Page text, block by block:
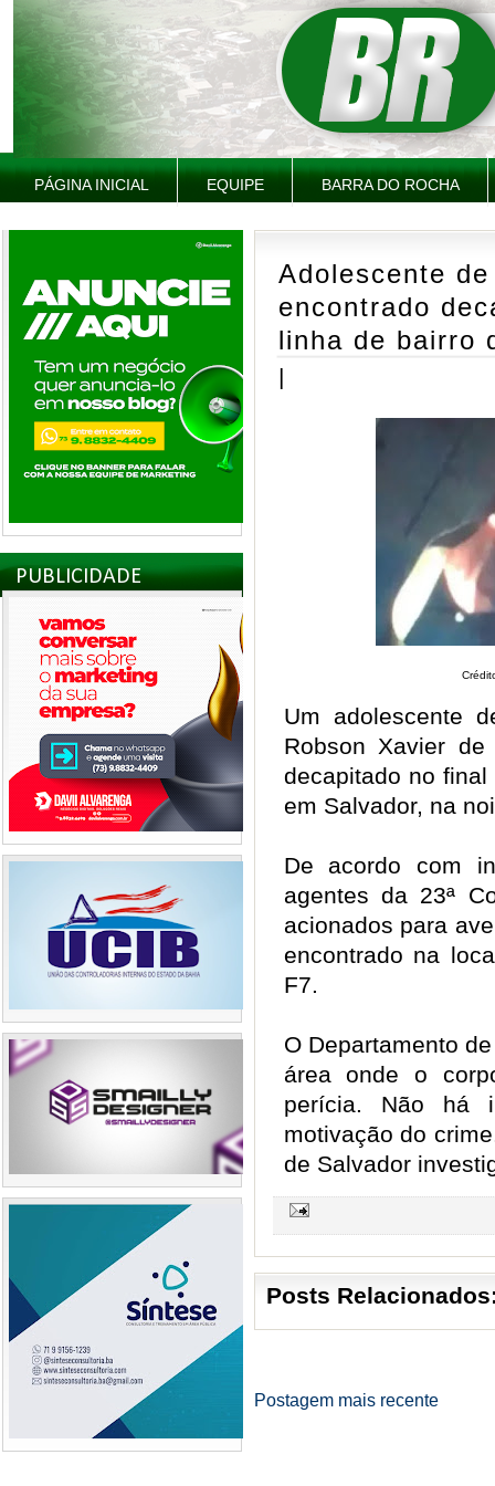
PÁGINA INICIAL EQUIPE BARRA DO ROCHA
PUBLICIDADE
Adolescente
encontrado
linha de bairro
|
Um adolescente
Robson Xavier
decapitado no
em Salvador, na
De acordo com
agentes da 23ª
acionados para
encontrado na
F7.
O Departamento
área onde o
perícia. Não há
motivação do
de Salvador
Posts
Postagem mais recente